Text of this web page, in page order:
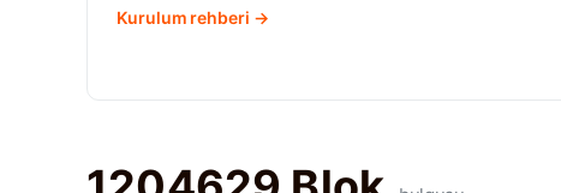
Kurulum rehberi →